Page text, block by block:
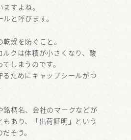
すよね。
と呼びます。
燥を防ぐこと。
ルクは体積が小さくなり、酸
しまうのです。
るためにキャップシールがつ
銘柄名、会社のマークなどが
あり、「出荷証明」という
そう。